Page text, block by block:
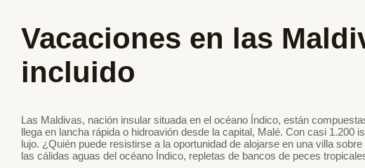
Vacaciones en las
incluido
Las Maldivas, nación insular situada en el océano Índico, están
llega en lancha rápida o hidroavión desde la capital, Malé. Con casi 1.200
lujo. ¿Quién puede resistirse a la oportunidad de alojarse en una villa
las cálidas aguas del océano Índico, repletas de bancos de peces